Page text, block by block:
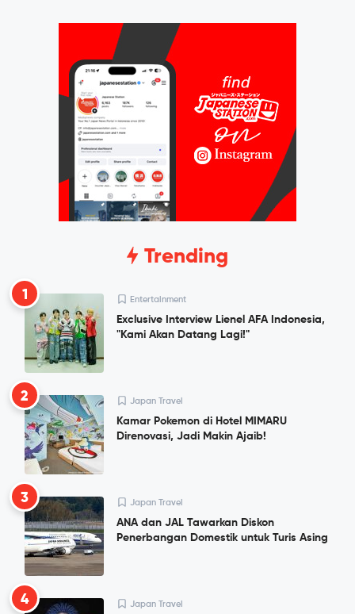
Trending
1 Entertainment
Exclusive Interview Lienel AFA Indonesia,
"Kami Akan Datang Lagi!"
2 Japan Travel
Kamar Pokemon di Hotel MIMARU
Direnovasi, Jadi Makin Ajaib!
3 Japan Travel
ANA dan JAL Tawarkan Diskon
Penerbangan Domestik untuk Turis Asing
4 Japan Travel